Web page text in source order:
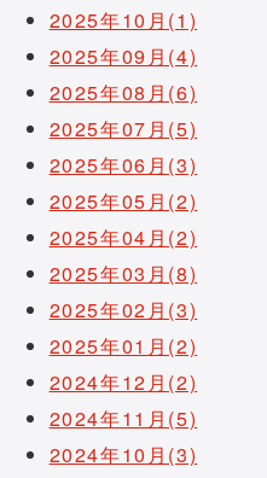
2025年10月(1)
2025年09月(4)
2025年08月(6)
2025年07月(5)
2025年06月(3)
2025年05月(2)
2025年04月(2)
2025年03月(8)
2025年02月(3)
2025年01月(2)
2024年12月(2)
2024年11月(5)
2024年10月(3)